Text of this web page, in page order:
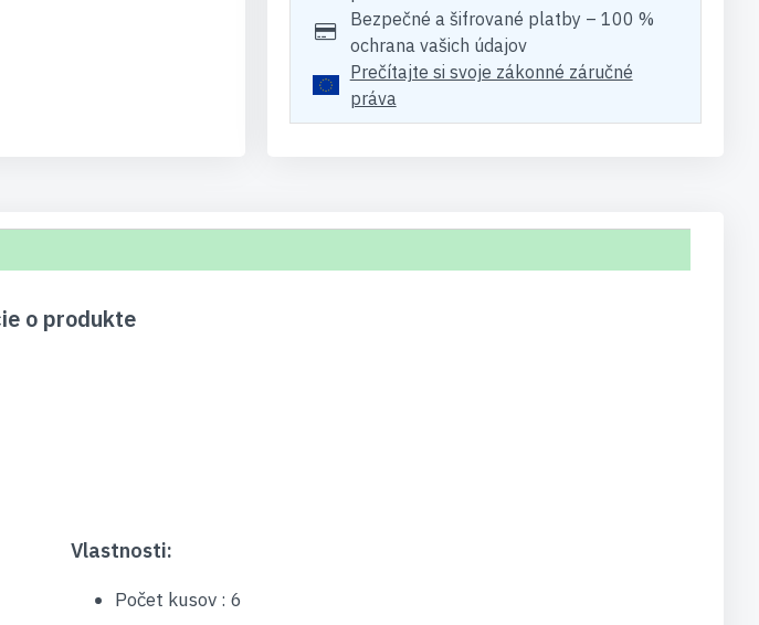
Bezpečné a šifrované platby – 100 %
ochrana vašich údajov
Prečítajte si svoje zákonné záručné
práva
o produkte
Vlastnosti:
Počet kusov : 6